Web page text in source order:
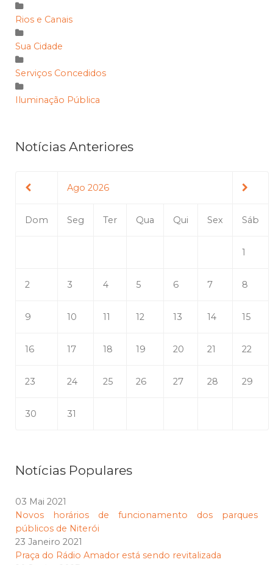
Rios e Canais
Sua Cidade
Serviços Concedidos
Iluminação Pública
Notícias Anteriores
Ago 2026
Dom Seg Ter Qua Qui Sex Sáb
1
2 3 4 5 6 7 8
9 10 11 12 13 14 15
16 17 18 19 20 21 22
23 24 25 26 27 28 29
30 31
Notícias Populares
03 Mai 2021
Novos horários de funcionamento dos parques
públicos de Niterói
23 Janeiro 2021
Praça do Rádio Amador está sendo revitalizada